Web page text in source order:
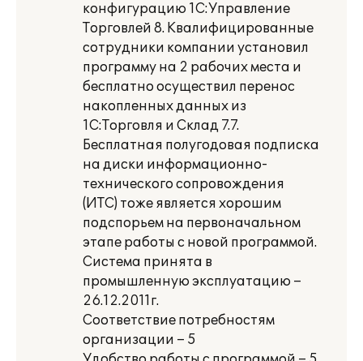
конфигурацию 1С:Управление
Торговлей 8. Квалифицированные
сотрудники компании установил
программу на 2 рабочих места и
бесплатно осуществил перенос
накопленных данных из
1С:Торговля и Склад 7.7.
Бесплатная полугодовая подписка
на диски информационно-
технического сопровождения
(ИТС) тоже является хорошим
подспорьем на первоначальном
этапе работы с новой программой.
Система принята в
промышленную эксплуатацию –
26.12.2011г.
Соответствие потребностям
организации – 5